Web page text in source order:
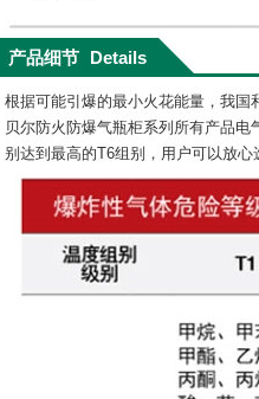
产品细节 Details
根据可能引爆的最小火花能量，我
贝尔防火防爆气瓶柜系列所有产品
别达到最高的T6组别，用户可以放心